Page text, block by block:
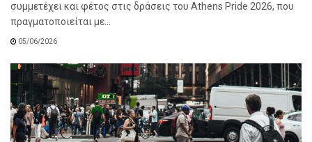
συμμετέχει και φέτος στις δράσεις του Athens Pride 2026, που
πραγματοποιείται με...
05/06/2026